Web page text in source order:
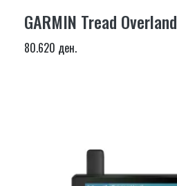
GARMIN Tread Overland
80.620 ден.